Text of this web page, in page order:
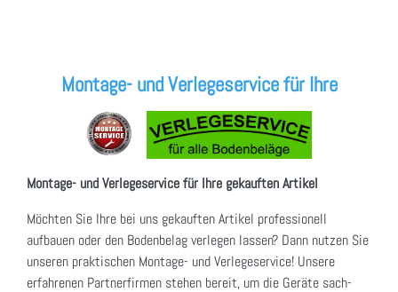
Montage- und Verlegeservice für Ihre
Montage- und Verlegeservice für Ihre gekauften Artikel
Möchten Sie Ihre bei uns gekauften Artikel professionell
aufbauen oder den Bodenbelag verlegen lassen? Dann nutzen Sie
unseren praktischen Montage- und Verlegeservice! Unsere
erfahrenen Partnerfirmen stehen bereit, um die Geräte sach-